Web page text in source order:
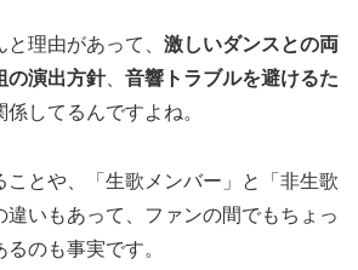
理由があって、 激しいダンスとの両
の演出方針、 音響トラブルを避けるた
係してるんですよね。
ことや、「生歌メンバー」と「非生歌
違いもあって、ファンの間でもちょっ
のも事実です。